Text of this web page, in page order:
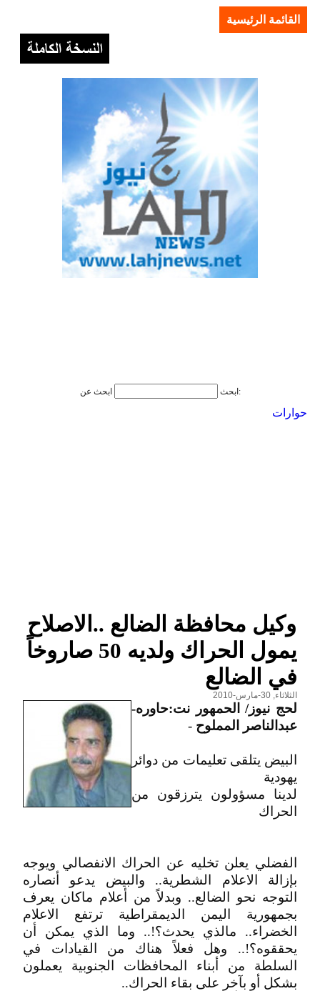
القائمة الرئيسية
ابحث ابحث عن:
حوارات
وكيل محافظة الضالع ..الاصلاح
يمول الحراك ولديه 50 صاروخاً
في الضالع
الثلاثاء, 30-مارس-2010
لحج نيوز/ الحمهور نت:حاوره-
عبدالناصر المملوح -
البيض يتلقى تعليمات من دوائر
يهودية
لدينا مسؤولون يترزقون من
الحراك
الفضلي يعلن تخليه عن الحراك الانفصالي ويوجه
بإزالة الاعلام الشطرية.. والبيض يدعو أنصاره
التوجه نحو الضالع.. وبدلاً من أعلام ماكان يعرف
بجمهورية اليمن الديمقراطية ترتفع الاعلام
الخضراء.. مالذي يحدث؟!.. وما الذي يمكن أن
يحققوه؟!.. وهل فعلاً هناك من القيادات في
السلطة من أبناء المحافظات الجنوبية يعملون
بشكل أو بآخر على بقاء الحراك..